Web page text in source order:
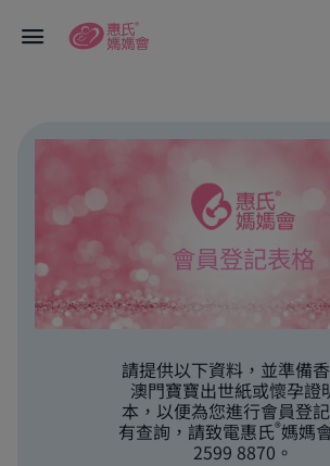
會員登記表格
請提供以下資料，並準備
澳門寶寶出世紙或懷孕證
本，以便為您進行會員登
有查詢，請致電惠氏®媽媽
2599 8870。